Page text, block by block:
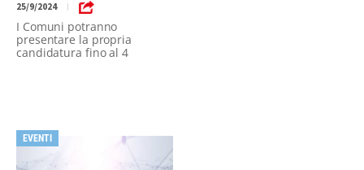
25/9/2024 |
I Comuni potranno
presentare la propria
candidatura fino al 4
EVENTI